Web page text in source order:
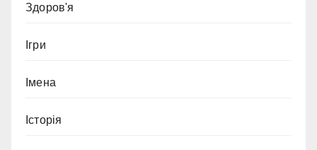
Здоров'я
Ігри
Імена
Історія